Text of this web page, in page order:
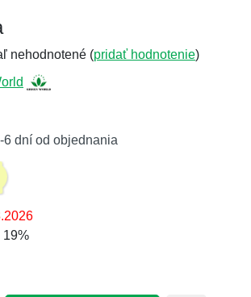
nehodnotené (pridať hodnotenie)
6 dní od objednania
19%